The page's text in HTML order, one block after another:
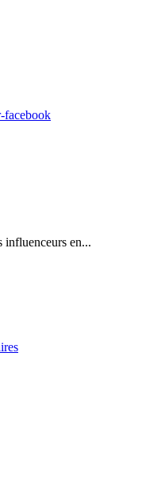
influenceurs en...